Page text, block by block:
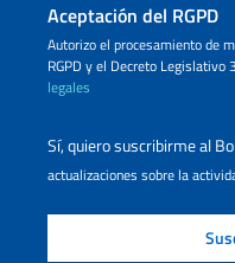
Aceptación del RGPD
Autorizo ​​el procesamiento de
RGPD y el Decreto
legales
Sí, quiero suscribirme al
actualizaciones sobre la